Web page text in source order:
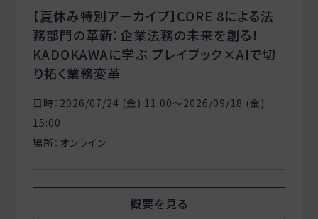
【夏休み特別アーカイブ】CORE 8による法
務部門の革新：企業法務の未来を創る！
KADOKAWAに学ぶ プレイブック×AIで切
り拓く業務変革
日時：2026/07/24 (金) 11:00〜2026/09/18 (金)
15:00
場所：オンライン
概要を見る